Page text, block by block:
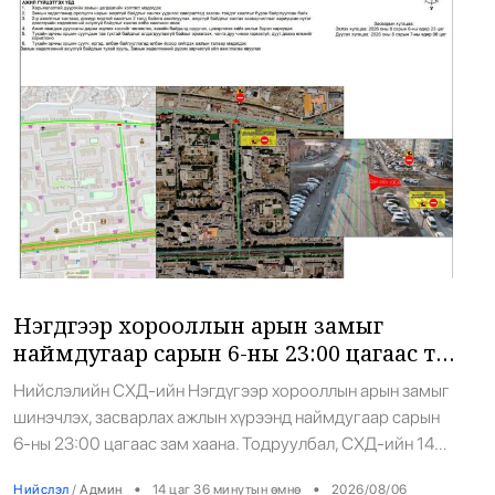
17
шатны ТЭЗҮ-ийг боловсруулах ажил 90
хувийн гүйцэтгэлтэй байна
18
Нэгдүгээр хорооллын арын замыг
наймдугаар сарын 6-ны 23:00 цагаас түр
хааж, борооны ус зайлуулах шугамын
хөндлөн сэтэлгээ хийнэ
Нийслэл/АДМИН • 14 цаг 36 минутын өмнө
19
усан замын талаар тохиролцоонд
ойртлоо
Дэлхий АДМИН 14 цаг 47 минутын өмнө
хомсдолын талаар иргэддээ
боловсруулалтын ажлын гүйцэтгэл 90 […]
Нэгдүгээр хорооллын арын замыг
наймдугаар сарын 6-ны 23:00 цагаас түр
хааж, борооны ус зайлуулах шугамын
хөндлөн сэтэлгээ хийнэ
Нийслэлийн СХД-ийн Нэгдүгээр хорооллын арын замыг
шинэчлэх, засварлах ажлын хүрээнд наймдугаар сарын
6-ны 23:00 цагаас зам хаана. Тодруулбал, СХД-ийн 14
Нийслэл / Админ • 14 цаг 36 минутын өмнө • 2026/08/06